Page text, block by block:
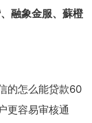
融象金服、蘇橙
的怎么能贷款60
更容易审核通